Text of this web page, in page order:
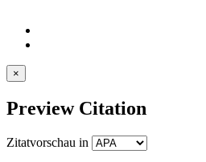
×
Preview Citation
Zitatvorschau in